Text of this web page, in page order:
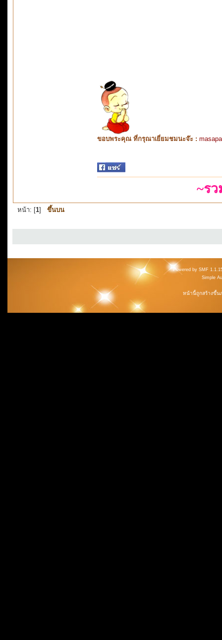
ขอบพระคุณ ที่กรุณาเยี่ยมชมนะจ๊ะ :
~ร
หน้า: [1] ขึ้นบน
Powered by SMF
Simple
หน้านี้ถูกสร้างขึ้น